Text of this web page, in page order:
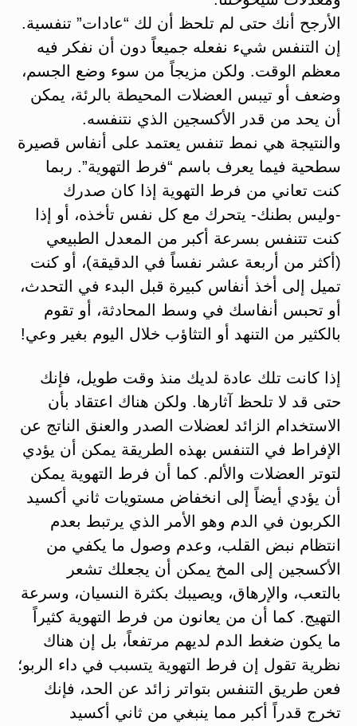
الأرجح أنك حتى لم تلحظ أن لك “عادات” تنفسية.
إن التنفس شيء نفعله جميعاً دون أن نفكر فيه
معظم الوقت. ولكن مزيجاً من سوء وضع الجسم،
وضعف أو تيبس العضلات المحيطة بالرئة، يمكن
أن يحد من قدر الأكسجين الذي نتنفسه.
والنتيجة هي نمط تنفس يعتمد على أنفاس قصيرة
سطحية فيما يعرف باسم “فرط التهوية”. ربما
كنت تعاني من فرط التهوية إذا كان صدرك
-وليس بطنك- يتحرك مع كل نفس تأخذه، أو إذا
كنت تتنفس بسرعة أكبر من المعدل الطبيعي
(أكثر من أربعة عشر نفساً في الدقيقة)، أو كنت
تميل إلى أخذ أنفاس كبيرة قبل البدء في التحدث،
أو تحبس أنفاسك في وسط المحادثة، أو تقوم
بالكثير من التنهد أو التثاؤب خلال اليوم بغير وعي!
إذا كانت تلك عادة لديك منذ وقت طويل، فإنك
حتى قد لا تلحظ آثارها. ولكن هناك اعتقاد بأن
الاستخدام الزائد لعضلات الصدر والعنق الناتج عن
الإفراط في التنفس بهذه الطريقة يمكن أن يؤدي
لتوتر العضلات والألم. كما أن فرط التهوية يمكن
أن يؤدي أيضاً إلى انخفاض مستويات ثاني أكسيد
الكربون في الدم وهو الأمر الذي يرتبط بعدم
انتظام نبض القلب، وعدم وصول ما يكفي من
الأكسجين إلى المخ يمكن أن يجعلك تشعر
بالتعب، والإرهاق، ويصيبك بكثرة النسيان، وسرعة
التهيج. كما أن من يعانون من فرط التهوية كثيراً
ما يكون ضغط الدم لديهم مرتفعاً، بل إن هناك
نظرية تقول إن فرط التهوية يتسبب في داء الربو؛
فعن طريق التنفس بتواتر زائد عن الحد، فإنك
تخرج قدراً أكبر مما ينبغي من ثاني أكسيد